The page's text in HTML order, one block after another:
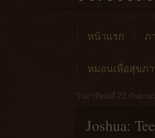
หน้าแรก ภ
หมอนเพื่อสุขภา
วันอาทิตย์ที่ 23 กันยาย
Joshua: